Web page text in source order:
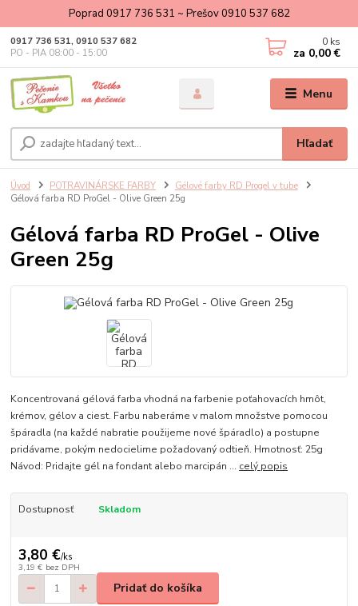
Poprad 0917 736 531 ~ Prešov 0910 537 682
Menu
Hľadať
0917 736 531, 0910 537 682
PO - PIA 08:00 - 15:00
0 ks
za 0,00 €
Úvod POTRAVINÁRSKE FARBY
Gélové farby RD Progel v tube
Gélová farba RD ProGel - Olive Green 25g
Gélová farba RD ProGel - Olive
Green 25g
Koncentrovaná gélová farba vhodná na farbenie poťahovacích hmôt,
krémov, gélov a ciest. Farbu naberáme v malom množstve pomocou
špáradla (na každé nabratie použijeme nové špáradlo) a postupne
pridávame, pokým nedocielime požadovaný odtieň. Hmotnosť: 25g
Návod: Pridajte gél na fondant alebo marcipán ... celý popis
Dostupnosť Skladom
3,80 €/ks
3,19 € bez DPH
Pridať do košíka